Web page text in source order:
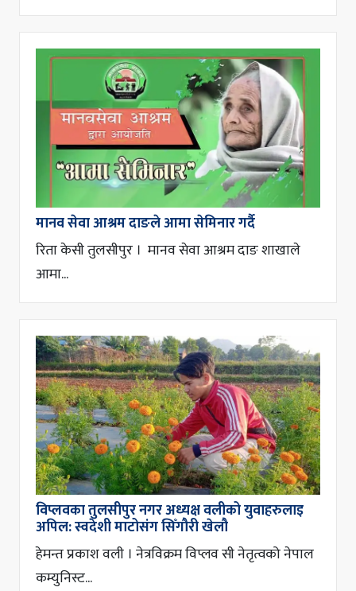
मानव सेवा आश्रम दाङले आमा सेमिनार गर्दै
रिता केसी तुलसीपुर । मानव सेवा आश्रम दाङ शाखाले
आमा...
विप्लवका तुलसीपुर नगर अध्यक्ष वलीको युवाहरुलाइ
अपिल: स्वदेशी माटोसंग सिँगौरी खेलौ
हेमन्त प्रकाश वली । नेत्रविक्रम विप्लव सी नेतृत्वको नेपाल
कम्युनिस्ट...